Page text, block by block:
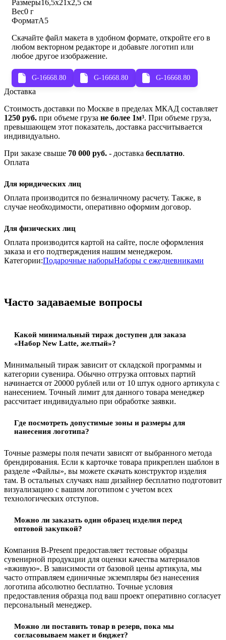
Размеры16,5х21х2,5 см
Вес0 г
ФорматА5
Скачайте файл макета в удобном формате, откройте его в
любом векторном редакторе и добавьте логотип или
любое другое изображение.
G-16668.80 G-16668.80 G-16668.80
Доставка
Стоимость доставки по Москве в пределах МКАД составляет
1250 руб. при объеме груза не более 1м³. При объеме груза,
превышающем этот показатель, доставка рассчитывается
индивидуально.
При заказе свыше 70 000 руб. - доставка бесплатно.
Оплата
Для юридических лиц
Оплата производится по безналичному расчету. Также, в
случае необходимости, оперативно оформим договор.
Для физических лиц
Оплата производится картой на сайте, после оформления
заказа и его подтверждения нашим менеджером.
Категории:Подарочные наборыНаборы с ежедневниками
Часто задаваемые вопросы
Какой минимальный тираж доступен для заказа
«Набор New Latte, желтый»?
Минимальный тираж зависит от складской программы и
категории сувенира. Обычно отгрузка оптовых партий
начинается от 20000 рублей или от 10 штук одного артикула с
нанесением. Точный лимит для данного товара менеджер
рассчитает индивидуально при обработке заявки.
Где посмотреть допустимые зоны и размеры для
нанесения логотипа?
Точные размеры поля печати зависят от выбранного метода
брендирования. Если к карточке товара прикреплен шаблон в
разделе «Файлы», вы можете скачать конструктор изделия
там. В остальных случаях наш дизайнер бесплатно подготовит
визуализацию с вашим логотипом с учетом всех
технологических отступов.
Можно ли заказать один образец изделия перед
оптовой закупкой?
Компания B-Present предоставляет тестовые образцы
сувенирной продукции для оценки качества материалов
«вживую». В зависимости от базовой цены артикула, мы
часто отправляем единичные экземпляры без нанесения
логотипа абсолютно бесплатно. Точные условия
предоставления образца под ваш проект оперативно согласует
персональный менеджер.
Можно ли поставить товар в резерв, пока мы
согласовываем макет и бюджет?